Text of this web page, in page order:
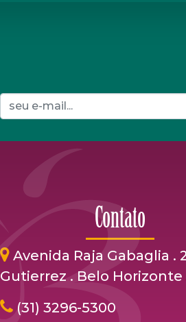
Contato
Avenida Raja Gabaglia .
Gutierrez . Belo Horizonte
(31) 3296-5300